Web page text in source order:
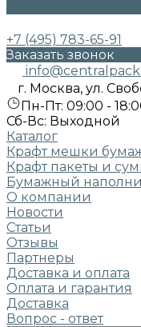
+7 (495) 783-65-91
Заказать звонок
г. Москва, ул.
Пн-Пт: 09:00 -
Сб-Вс: Выходной
Каталог
Крафт мешки
Крафт пакеты и
Бумажный
О компании
Новости
Статьи
Отзывы
Партнеры
Доставка и оплата
Оплата и гарантия
Доставка
Вопрос - ответ